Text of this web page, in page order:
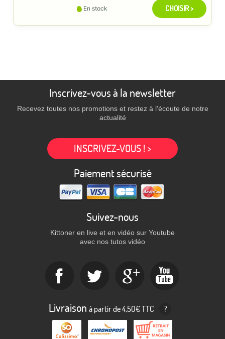
En stock CHOISIR >
Inscrivez-vous à la newsletter
Recevez toutes nos promotions et restez à l'écoute de notre
actualité
INSCRIVEZ-VOUS ! >
Paiement sécurisé
Suivez-nous
Kittoner en live et en vidéo sur Youtube
avec nos tutos vidéo
Livraison à partir de 4,50€ TTC ?